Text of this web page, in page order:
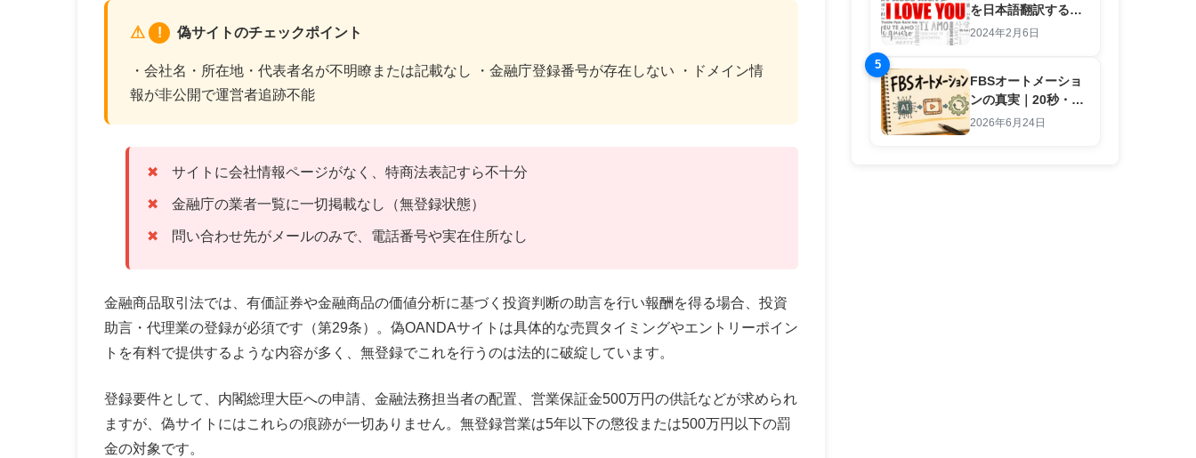
! 偽サイトのチェックポイント
・会社名・所在地・代表者名が不明瞭または記載なし ・金融庁登録番号が存在しない ・ドメイン情
報が非公開で運営者追跡不能
サイトに会社情報ページがなく、特商法表記すら不十分
金融庁の業者一覧に一切掲載なし（無登録状態）
問い合わせ先がメールのみで、電話番号や実在住所なし
金融商品取引法では、有価証券や金融商品の価値分析に基づく投資判断の助言を行い報酬を得る場合、投資
助言・代理業の登録が必須です（第29条）。偽OANDAサイトは具体的な売買タイミングやエントリーポイン
トを有料で提供するような内容が多く、無登録でこれを行うのは法的に破綻しています。
登録要件として、内閣総理大臣への申請、金融法務担当者の配置、営業保証金500万円の供託などが求められ
ますが、偽サイトにはこれらの痕跡が一切ありません。無登録営業は5年以下の懲役または500万円以下の罰
金の対象です。
を日本語翻訳するツ
ール
2024年2月6日
5
FBSオートメーショ
ンの真実｜20秒・1
行入力で副業労働を
2026年6月24日